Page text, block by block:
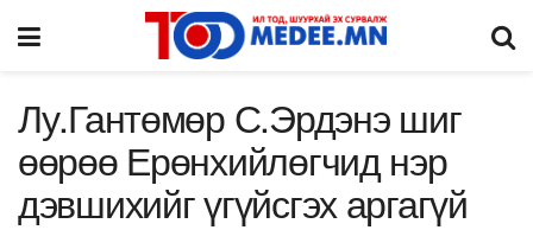
Лу.Гантөмөр С.Эрдэнэ шиг
өөрөө Ерөнхийлөгчид нэр
дэвшихийг үгүйсгэх аргагүй